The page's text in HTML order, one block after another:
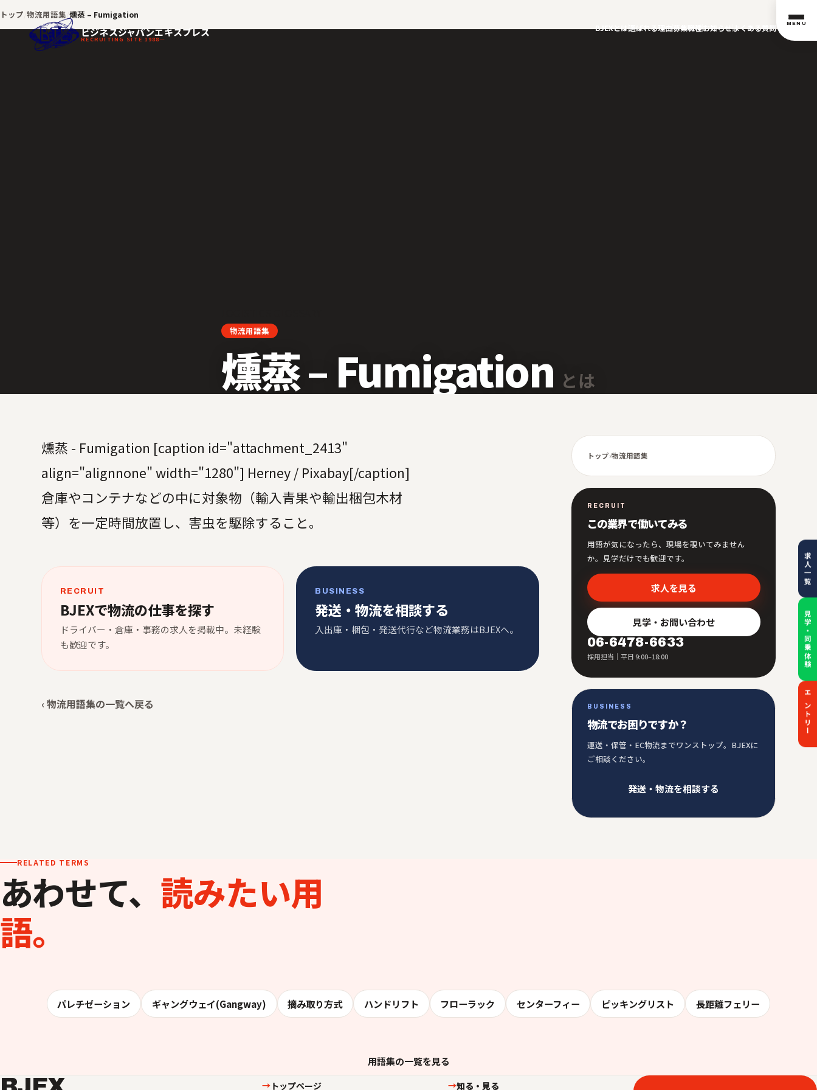
ビジネスジャパンエキスプレス
RECRUITING SITE 1988—
BJEXとは選ばれる理由募集職種お知らせよくある質問 MENU
トップ 物流用語集 燻蒸 – Fumigation
物流用語集
燻蒸 – Fumigation とは
燻蒸 - Fumigation [caption id="attachment_2413"
align="alignnone" width="1280"] Herney / Pixabay[/caption]
倉庫やコンテナなどの中に対象物（輸入青果や輸出梱包木材
等）を一定時間放置し、害虫を駆除すること。
RECRUIT
BJEXで物流の仕事を探す
ドライバー・倉庫・事務の求人を掲載中。未経験
も歓迎です。
BUSINESS
発送・物流を相談する
入出庫・梱包・発送代行など物流業務はBJEXへ。
‹ 物流用語集の一覧へ戻る
トップ›物流用語集
RECRUIT
この業界で働いてみる
用語が気になったら、現場を覗いてみません
か。見学だけでも歓迎です。
求人を見る
見学・お問い合わせ
06-6478-6633
採用担当｜平日 9:00–18:00
BUSINESS
物流でお困りですか？
運送・保管・EC物流までワンストップ。BJEXに
ご相談ください。
発送・物流を相談する
RELATED TERMS
あわせて、 読みたい用
語。
パレチゼーション ギャングウェイ(Gangway) 摘み取り方式 ハンドリフト フローラック センターフィー ピッキングリスト 長距離フェリー
用語集の一覧を見る
→ トップページ →知る・見る
求人一覧
見学・同乗体験
エントリー